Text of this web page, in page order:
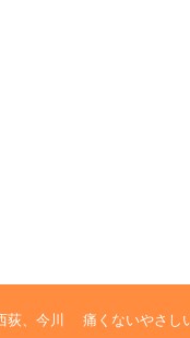
荻、今川 痛くないやさし